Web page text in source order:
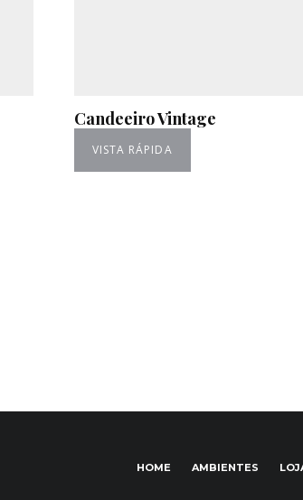
Candeeiro Vintage
VISTA RÁPIDA
HOME AMBIENTES